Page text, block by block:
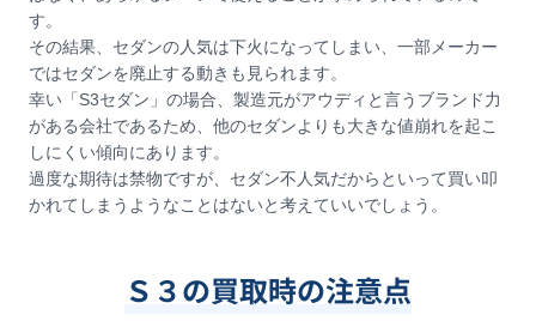
す。
その結果、セダンの人気は下火になってしまい、一部メーカー
ではセダンを廃止する動きも見られます。
幸い「S3セダン」の場合、製造元がアウディと言うブランド力
がある会社であるため、他のセダンよりも大きな値崩れを起こ
しにくい傾向にあります。
過度な期待は禁物ですが、セダン不人気だからといって買い叩
かれてしまうようなことはないと考えていいでしょう。
Ｓ３の買取時の注意点